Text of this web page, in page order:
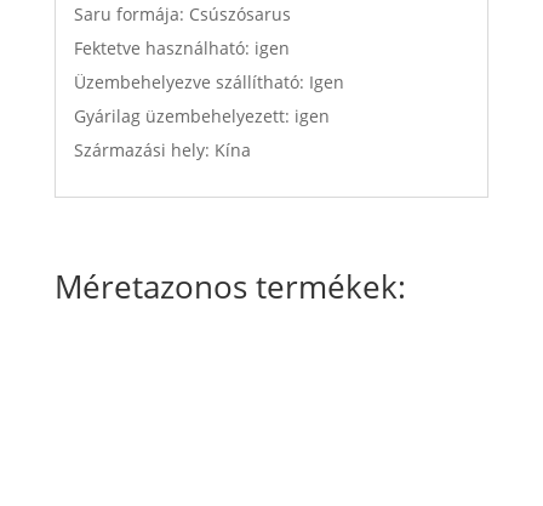
Saru formája: Csúszósarus
Fektetve használható: igen
Üzembehelyezve szállítható: Igen
Gyárilag üzembehelyezett: igen
Származási hely: Kína
Méretazonos termékek: